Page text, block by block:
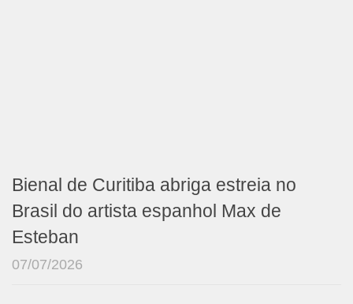
Bienal de Curitiba abriga estreia no
Brasil do artista espanhol Max de
Esteban
07/07/2026